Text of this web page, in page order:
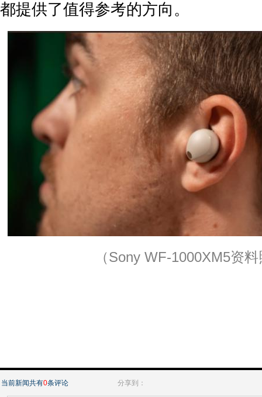
都提供了值得参考的方向。
（Sony WF-1000XM5资料
当前新闻共有0条评论 分享到：